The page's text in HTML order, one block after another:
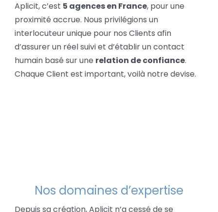
Aplicit, c’est 5 agences en France, pour une
proximité accrue. Nous privilégions un
interlocuteur unique pour nos Clients afin
d’assurer un réel suivi et d’établir un contact
humain basé sur une relation de confiance.
Chaque Client est important, voilà notre devise.
Nos domaines d’expertise
Depuis sa création, Aplicit n’a cessé de se